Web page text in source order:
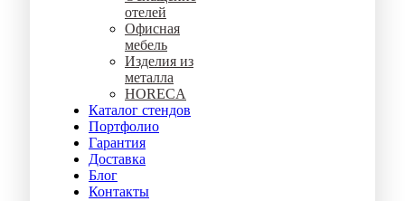
отелей
Офисная
мебель
Изделия из
металла
HORECA
Каталог стендов
Портфолио
Гарантия
Доставка
Блог
Контакты